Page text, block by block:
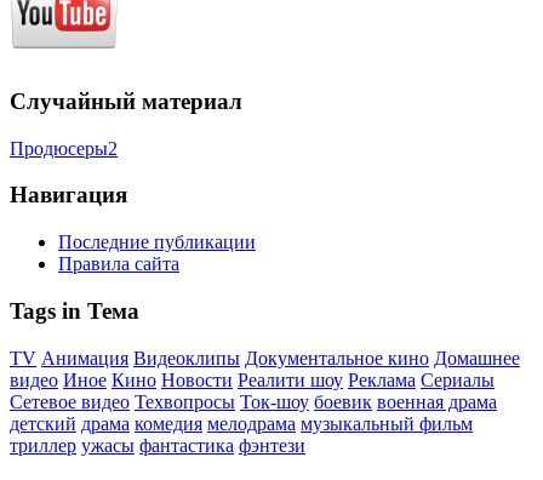
Случайный материал
Продюсеры2
Навигация
Последние публикации
Правила сайта
Tags in Тема
TV Анимация Видеоклипы Документальное кино Домашнее
видео Иное Кино Новости Реалити шоу Реклама Сериалы
Сетевое видео Техвопросы Ток-шоу боевик военная драма
детский драма комедия мелодрама музыкальный фильм
триллер ужасы фантастика фэнтези